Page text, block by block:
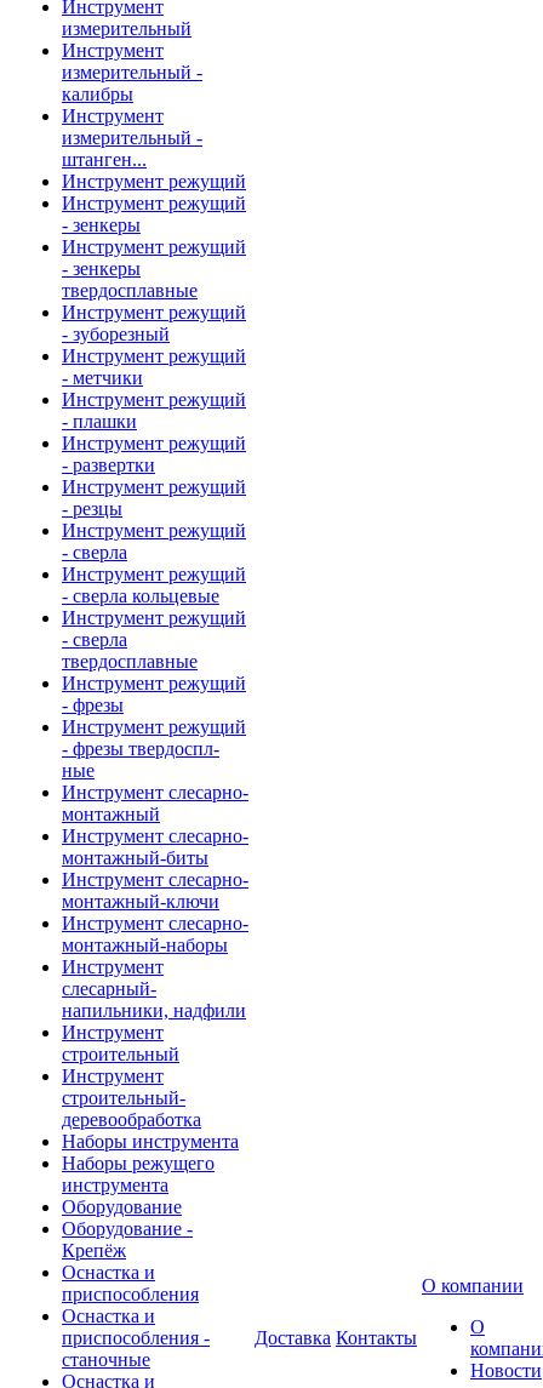
Инструмент
измерительный
Инструмент
измерительный -
калибры
Инструмент
измерительный -
штанген...
Инструмент режущий
Инструмент режущий
- зенкеры
Инструмент режущий
- зенкеры
твердосплавные
Инструмент режущий
- зуборезный
Инструмент режущий
- метчики
Инструмент режущий
- плашки
Инструмент режущий
- развертки
Инструмент режущий
- резцы
Инструмент режущий
- сверла
Инструмент режущий
- сверла кольцевые
Инструмент режущий
- сверла
твердосплавные
Инструмент режущий
- фрезы
Инструмент режущий
- фрезы твердоспл-
ные
Инструмент слесарно-
монтажный
Инструмент слесарно-
монтажный-биты
Инструмент слесарно-
монтажный-ключи
Инструмент слесарно-
монтажный-наборы
Инструмент
слесарный-
напильники, надфили
Инструмент
строительный
Инструмент
строительный-
деревообработка
Наборы инструмента
Наборы режущего
инструмента
Оборудование
Оборудование -
Крепёж
Оснастка и
приспособления
Оснастка и
приспособления -
станочные
Оснастка и
Доставка Контакты
О компании
О
Новости